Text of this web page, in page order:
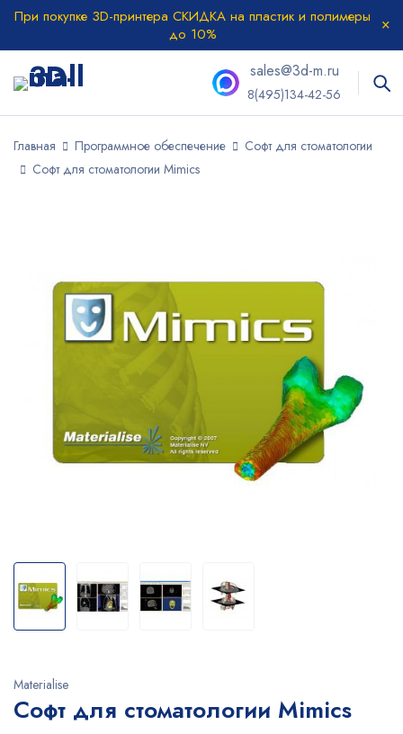
При покупке 3D-принтера СКИДКА на пластик и полимеры
до 10%
sales@3d-m.ru
8(495)134-42-56
Главная Программное обеспечение
Софт для стоматологии
Софт для стоматологии Mimics
Materialise
Софт для стоматологии Mimics